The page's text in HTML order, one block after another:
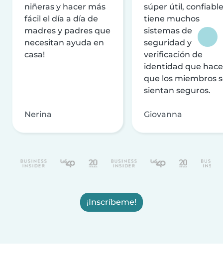
niñeras y hacer más
fácil el día a día de
madres y padres que
necesitan ayuda en
casa!
Nerina
súper útil,
tiene muchos
sistemas de
seguridad y
verificación de
identidad que
que los miembros
sientan seguros.
Giovanna
¡Inscríbeme!